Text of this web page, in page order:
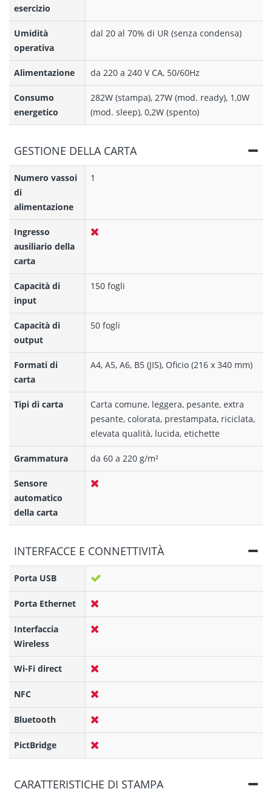
esercizio
Umidità
operativa
dal 20 al 70% di UR (senza condensa)
Alimentazione da 220 a 240 V CA, 50/60Hz
Consumo
energetico
282W (stampa), 27W (mod. ready), 1,0W
(mod. sleep), 0,2W (spento)
GESTIONE DELLA CARTA
Numero vassoi
di
alimentazione
1
Ingresso
ausiliario della
carta
Capacità di
input
150 fogli
Capacità di
output
50 fogli
Formati di
carta
A4, A5, A6, B5 (JIS), Oficio (216 x 340 mm)
Tipi di carta
Carta comune, leggera, pesante, extra
pesante, colorata, prestampata, riciclata,
elevata qualità, lucida, etichette
Grammatura da 60 a 220 g/m²
Sensore
automatico
della carta
INTERFACCE E CONNETTIVITÀ
Porta USB
Porta Ethernet
Interfaccia
Wireless
Wi-Fi direct
NFC
Bluetooth
PictBridge
CARATTERISTICHE DI STAMPA